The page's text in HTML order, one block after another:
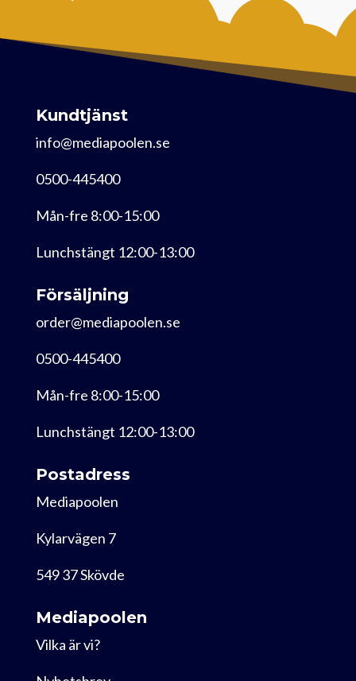
Kundtjänst
info@mediapoolen.se
0500-445400
Mån-fre 8:00-15:00
Lunchstängt 12:00-13:00
Försäljning
order@mediapoolen.se
0500-445400
Mån-fre 8:00-15:00
Lunchstängt 12:00-13:00
Postadress
Mediapoolen
Kylarvägen 7
549 37 Skövde
Mediapoolen
Vilka är vi?